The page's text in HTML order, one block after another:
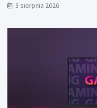
3 sierpnia 2026